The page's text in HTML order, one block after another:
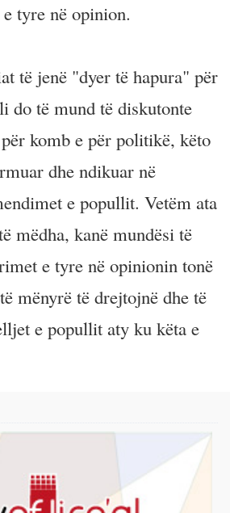
tyre në opinion.
të jenë "dyer të hapura" për
do të mund të diskutonte
komb e për politikë, këto
dhe ndikuar në
e popullit. Vetëm ata
mëdha, kanë mundësi të
e tyre në opinionin tonë
mënyrë të drejtojnë dhe të
e popullit aty ku këta e